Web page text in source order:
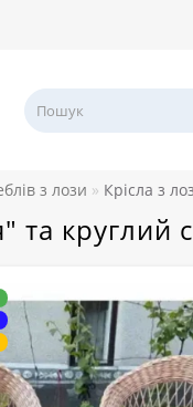
з лози Крісла з
та круглий